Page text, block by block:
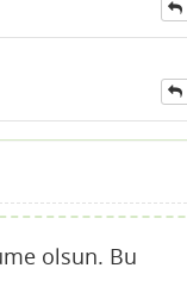
olsun. Bu